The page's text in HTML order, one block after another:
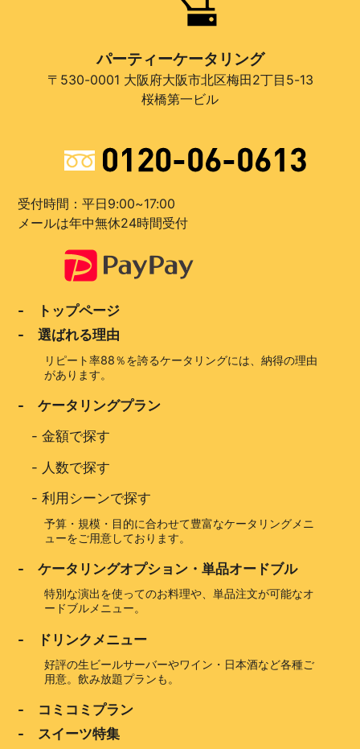
パーティーケータリング
〒530-0001 大阪府大阪市北区梅田2丁目5-13
桜橋第一ビル
受付時間：平日9:00~17:00
メールは年中無休24時間受付
- トップページ
- 選ばれる理由
リピート率88％を誇るケータリングには、納得の理由
があります。
- ケータリングプラン
-金額で探す
- 人数で探す
-利用シーンで探す
予算・規模・目的に合わせて豊富なケータリングメニ
ューをご用意しております。
- ケータリングオプション・単品オードブル
特別な演出を使ってのお料理や、単品注文が可能なオ
ードブルメニュー。
- ドリンクメニュー
好評の生ビールサーバーやワイン・日本酒など各種ご
用意。飲み放題プランも。
- コミコミプラン
- スイーツ特集